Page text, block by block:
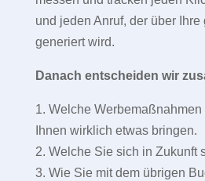
und jeden Anruf, der über Ihre
generiert wird.
Danach entscheiden wir
1. Welche
Ihnen wirklich etwas bringen.
2. Welche Sie sich in Zukunft
3. Wie Sie mit dem übrigen